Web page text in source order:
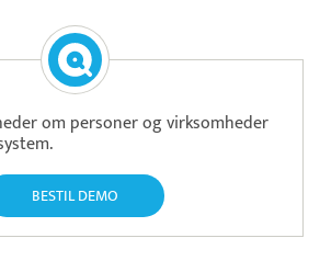
om personer og virksomheder
BESTIL DEMO